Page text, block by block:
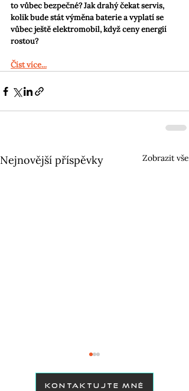
to vůbec bezpečné? Jak drahý čekat servis,
kolik bude stát výměna baterie a vyplatí se
vůbec ještě elektromobil, když ceny energií
rostou?
Číst více...
Nejnovější příspěvky Zobrazit vše
KONTAKTUJTE MNĚ